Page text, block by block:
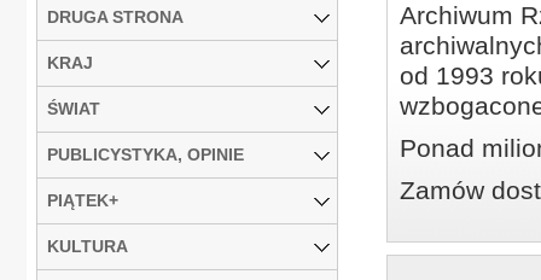
Archiwum
od 1993
Ponad
Zamów
DRUGA STRONA
KRAJ
ŚWIAT
PUBLICYSTYKA, OPINIE
PIĄTEK+
KULTURA